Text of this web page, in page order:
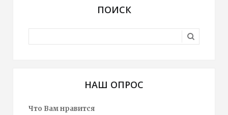
ПОИСК
НАШ ОПРОС
Что Вам нравится